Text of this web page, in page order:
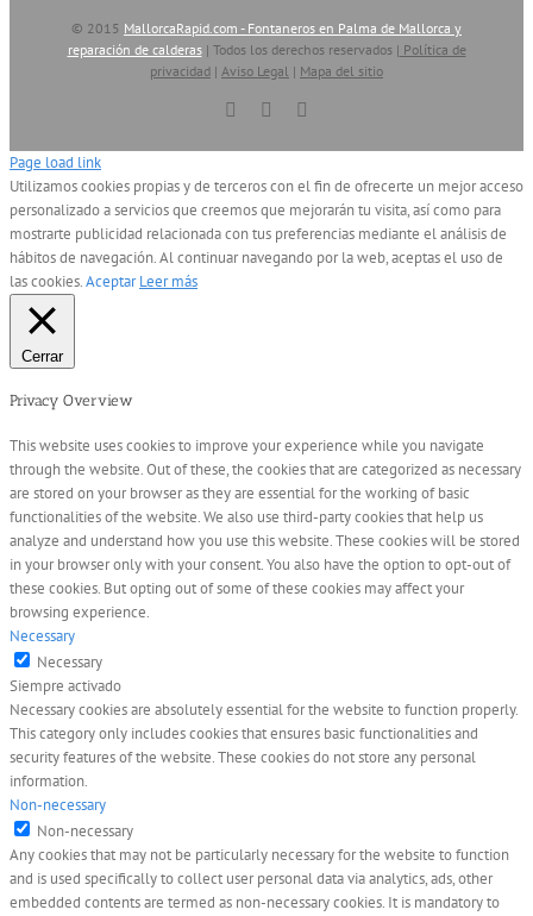
© 2015 MallorcaRapid.com - Fontaneros en Palma de Mallorca y
reparación de calderas| Todos los derechos reservados | Política de
privacidad | Aviso Legal | Mapa del sitio
Vimeo YouTube
Page load link
Utilizamos cookies propias y de terceros con el fin de ofrecerte un mejor acceso
personalizado a servicios que creemos que mejorarán tu visita, así como para
mostrarte publicidad relacionada con tus preferencias mediante el análisis de
hábitos de navegación. Al continuar navegando por la web, aceptas el uso de
las cookies.Aceptar Leer más
Cerrar
Privacy Overview
This website uses cookies to improve your experience while you navigate
through the website. Out of these, the cookies that are categorized as necessary
are stored on your browser as they are essential for the working of basic
functionalities of the website. We also use third-party cookies that help us
analyze and understand how you use this website. These cookies will be stored
in your browser only with your consent. You also have the option to opt-out of
these cookies. But opting out of some of these cookies may affect your
browsing experience.
Necessary
Necessary
Siempre activado
Necessary cookies are absolutely essential for the website to function properly.
This category only includes cookies that ensures basic functionalities and
security features of the website. These cookies do not store any personal
information.
Non-necessary
Non-necessary
Any cookies that may not be particularly necessary for the website to function
and is used specifically to collect user personal data via analytics, ads, other
embedded contents are termed as non-necessary cookies. It is mandatory to